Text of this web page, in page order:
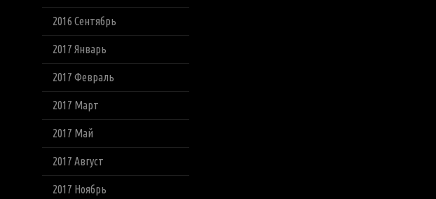
2016 Сентябрь
2017 Январь
2017 Февраль
2017 Март
2017 Май
2017 Август
2017 Ноябрь